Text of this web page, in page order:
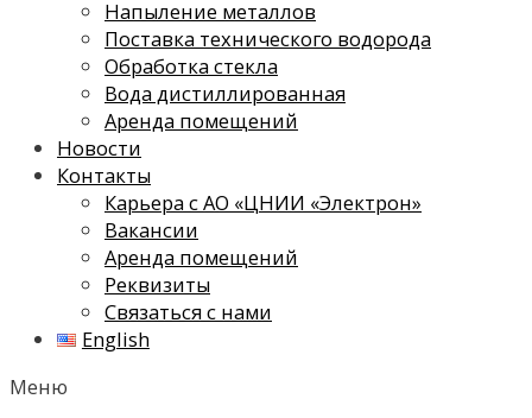
Напыление металлов
Поставка технического водорода
Обработка стекла
Вода дистиллированная
Аренда помещений
Новости
Контакты
Карьера с АО «ЦНИИ «Электрон»
Вакансии
Аренда помещений
Реквизиты
Связаться с нами
English
Меню